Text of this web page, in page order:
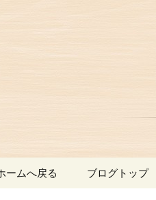
赤坂に
テンツへ移動
ームへ戻る ブログトップ